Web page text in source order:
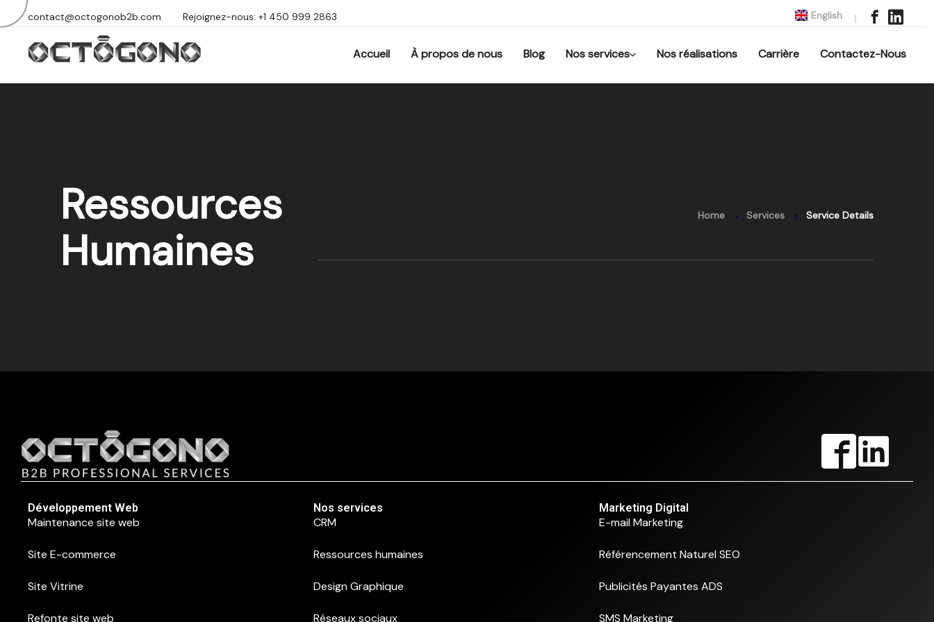
contact@octogonob2b.com Rejoignez-nous: +1 450 999 2863 English
Accueil À propos de nous Blog Nos services Nos réalisations Carrière Contactez-Nous
Ressources
Humaines
Home Services Service Details
Développement Web
Maintenance site web
Site E-commerce
Site Vitrine
Refonte site web
Nos services
CRM
Ressources humaines
Design Graphique
Réseaux sociaux
Marketing Digital
E-mail Marketing
Référencement Naturel SEO
Publicités Payantes ADS
SMS Marketing